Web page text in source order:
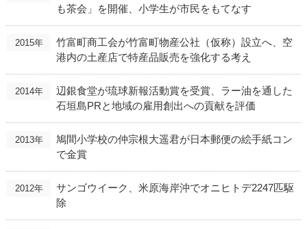
も茶会」を開催、小学生が市民をもてなす
2015年
竹富町商工会が竹富町物産公社（仮称）設立へ、空
港内の土産店で特産品販売を強化する考え
2014年
辺銀食堂が琉球新報活動賞を受賞、ラー油を通した
石垣島PRと地域の雇用創出への貢献を評価
2013年
鳩間小学校の仲宗根大遥君が日本郵便の絵手紙コン
で金賞
2012年
サンゴウイーク、米原海岸沖でオニヒトデ2247匹駆
除